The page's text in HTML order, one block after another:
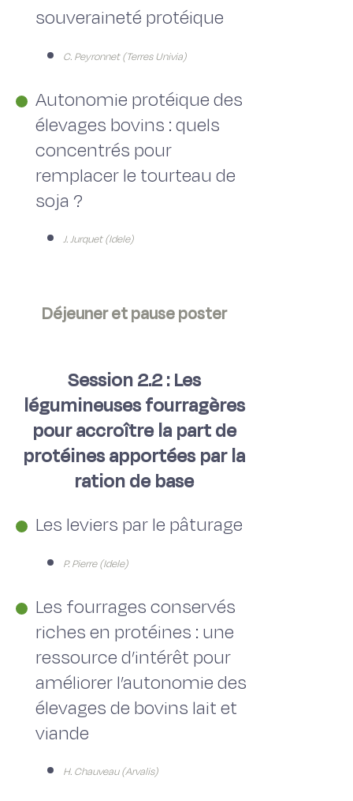
souveraineté protéique
C. Peyronnet (Terres Univia)
Autonomie protéique des
élevages bovins : quels
concentrés pour
remplacer le tourteau de
soja ?
J. Jurquet (Idele)
Déjeuner et pause poster
Session 2.2 : Les
légumineuses fourragères
pour accroître la part de
protéines apportées par la
ration de base
Les leviers par le pâturage
P. Pierre (Idele)
Les fourrages conservés
riches en protéines : une
ressource d’intérêt pour
améliorer l’autonomie des
élevages de bovins lait et
viande
H. Chauveau (Arvalis)